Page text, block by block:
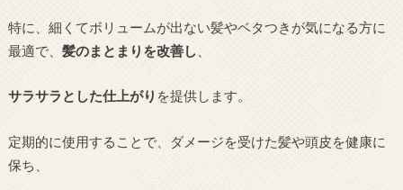
特に、細くてボリュームが出ない髪やベタつきが気になる方に
最適で、 髪のまとまりを改善し
サラサラとした仕上がり を提供します。
定期的に使用することで、ダメージを受けた髪や頭皮を健康に
保ち、